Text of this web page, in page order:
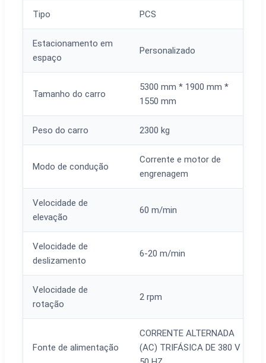
Tipo PCS
Estacionamento em
espaço
Personalizado
Tamanho do carro
5300 mm * 1900 mm *
1550 mm
Peso do carro 2300 kg
Modo de condução
Corrente e motor de
engrenagem
Velocidade de
elevação
60 m/min
Velocidade de
deslizamento
6-20 m/min
Velocidade de
rotação
2 rpm
Fonte de alimentação
CORRENTE ALTERNADA
(AC) TRIFÁSICA DE 380 V